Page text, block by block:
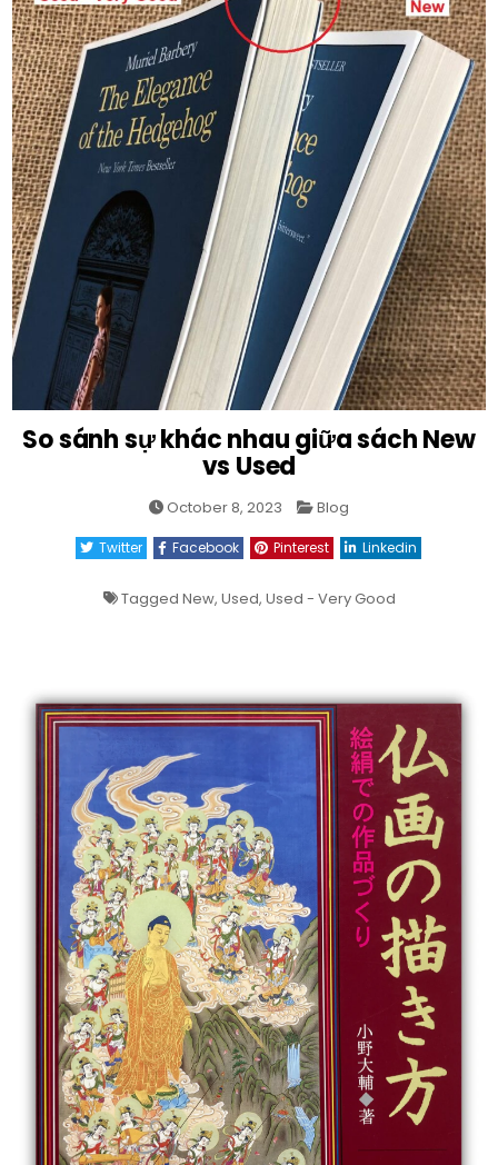
So sánh sự khác nhau giữa sách New
vs Used
October 8, 2023 Posted
Blog
Twitter Facebook Pinterest Linkedin
Tagged New, Used, Used - Very Good